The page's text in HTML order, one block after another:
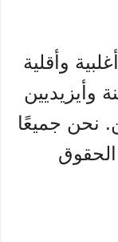
وأقلية
وأيزيديين
نحن جميعًا